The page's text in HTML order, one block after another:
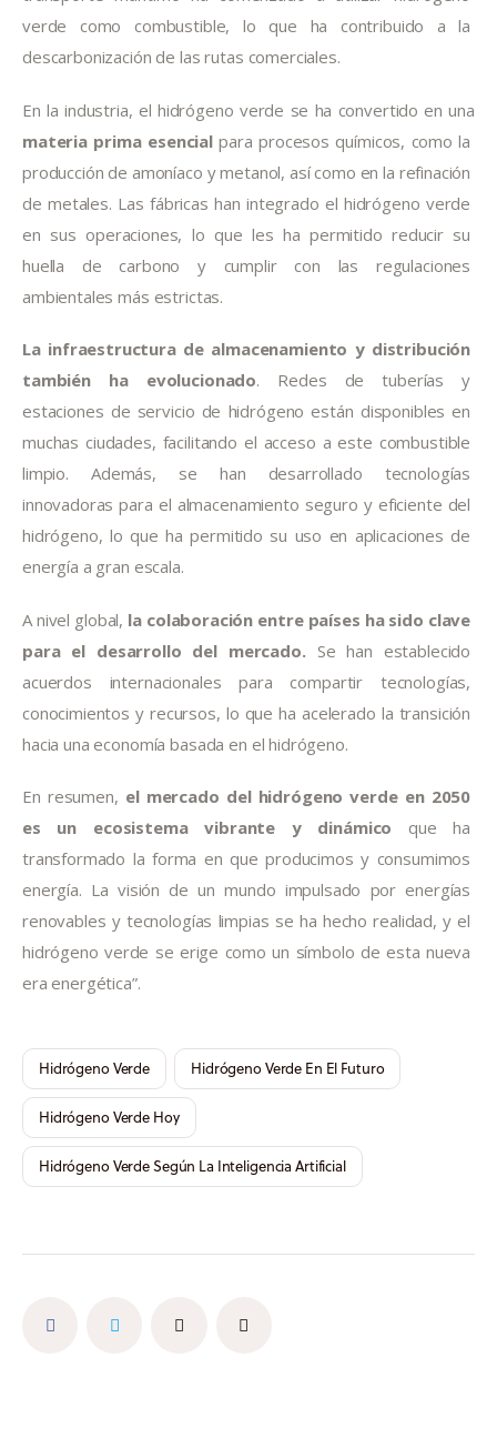
verde como combustible, lo que ha contribuido a la
descarbonización de las rutas comerciales.
En la industria, el hidrógeno verde se ha convertido en una
materia prima esencial para procesos químicos, como la
producción de amoníaco y metanol, así como en la refinación
de metales. Las fábricas han integrado el hidrógeno verde
en sus operaciones, lo que les ha permitido reducir su
huella de carbono y cumplir con las regulaciones
ambientales más estrictas.
La infraestructura de almacenamiento y distribución
también ha evolucionado. Redes de tuberías y
estaciones de servicio de hidrógeno están disponibles en
muchas ciudades, facilitando el acceso a este combustible
limpio. Además, se han desarrollado tecnologías
innovadoras para el almacenamiento seguro y eficiente del
hidrógeno, lo que ha permitido su uso en aplicaciones de
energía a gran escala.
A nivel global, la colaboración entre países ha sido clave
para el desarrollo del mercado. Se han establecido
acuerdos internacionales para compartir tecnologías,
conocimientos y recursos, lo que ha acelerado la transición
hacia una economía basada en el hidrógeno.
En resumen, el mercado del hidrógeno verde en 2050
es un ecosistema vibrante y dinámico que ha
transformado la forma en que producimos y consumimos
energía. La visión de un mundo impulsado por energías
renovables y tecnologías limpias se ha hecho realidad, y el
hidrógeno verde se erige como un símbolo de esta nueva
era energética”.
Hidrógeno Verde Hidrógeno Verde En El Futuro
Hidrógeno Verde Hoy
Hidrógeno Verde Según La Inteligencia Artificial